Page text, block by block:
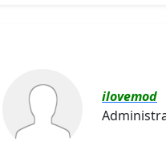
ilovemod